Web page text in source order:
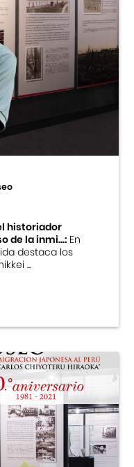
historiador
de la inmi...:En
destaca los
...